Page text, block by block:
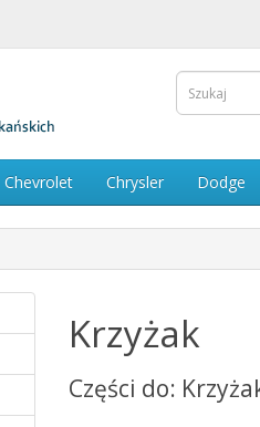
Chevrolet Chrysler Dodge
Krzyżak
Części do: